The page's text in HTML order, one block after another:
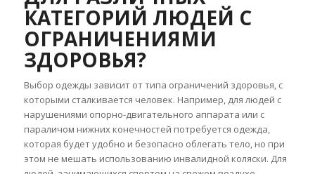
КАТЕГОРИЙ ЛЮДЕЙ С
ОГРАНИЧЕНИЯМИ
ЗДОРОВЬЯ?
Выбор одежды зависит от типа ограничений здоровья, с
которыми сталкивается человек. Например, для людей с
нарушениями опорно-двигательного аппарата или с
параличом нижних конечностей потребуется одежда,
которая будет удобно и безопасно облегать тело, но при
этом не мешать использованию инвалидной коляски. Для